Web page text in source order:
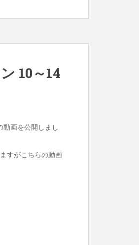
10～14
画を公開しまし
すがこちらの動画